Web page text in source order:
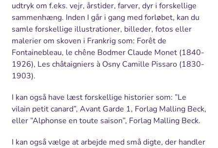
udtryk om f.eks. vejr, årstider, farver, dyr i forskellige
sammenhæng. Inden I går i gang med forløbet, kan du
samle forskellige illustrationer, billeder, fotos eller
malerier om skoven i Frankrig som: Forêt de
Fontainebleau, le chêne Bodmer Claude Monet (1840-
1926), Les châtaigniers à Osny Camille Pissaro (1830-
1903).
I kan også have læst forskellige historier som: ”Le
vilain petit canard”, Avant Garde 1, Forlag Malling Beck,
eller ”Alphonse en toute saison”, Forlag Malling Beck.
I kan også vælge at arbejde med små digte, der handler